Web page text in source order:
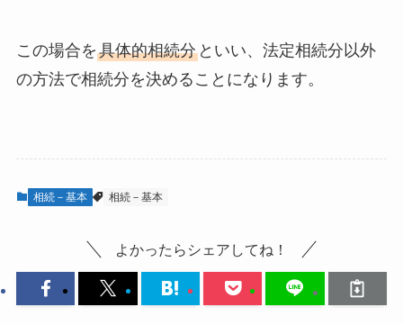
この場合を具体的相続分といい、法定相続分以外
の方法で相続分を決めることになります。
相続－基本 相続－基本
よかったらシェアしてね！